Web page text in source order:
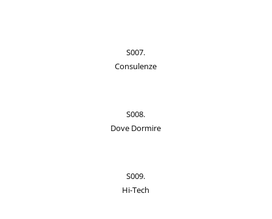
S007.
Consulenze
S008.
Dove Dormire
S009.
Hi-Tech